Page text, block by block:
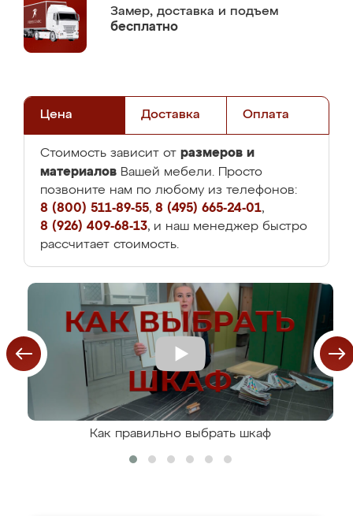
Замер, доставка и подъем
бесплатно
Цена Доставка Оплата
Стоимость зависит от размеров и
материалов Вашей мебели. Просто
позвоните нам по любому из телефонов:
8 (800) 511-89-55, 8 (495) 665-24-01,
8 (926) 409-68-13, и наш менеджер быстро
рассчитает стоимость.
Как правильно выбрать шкаф